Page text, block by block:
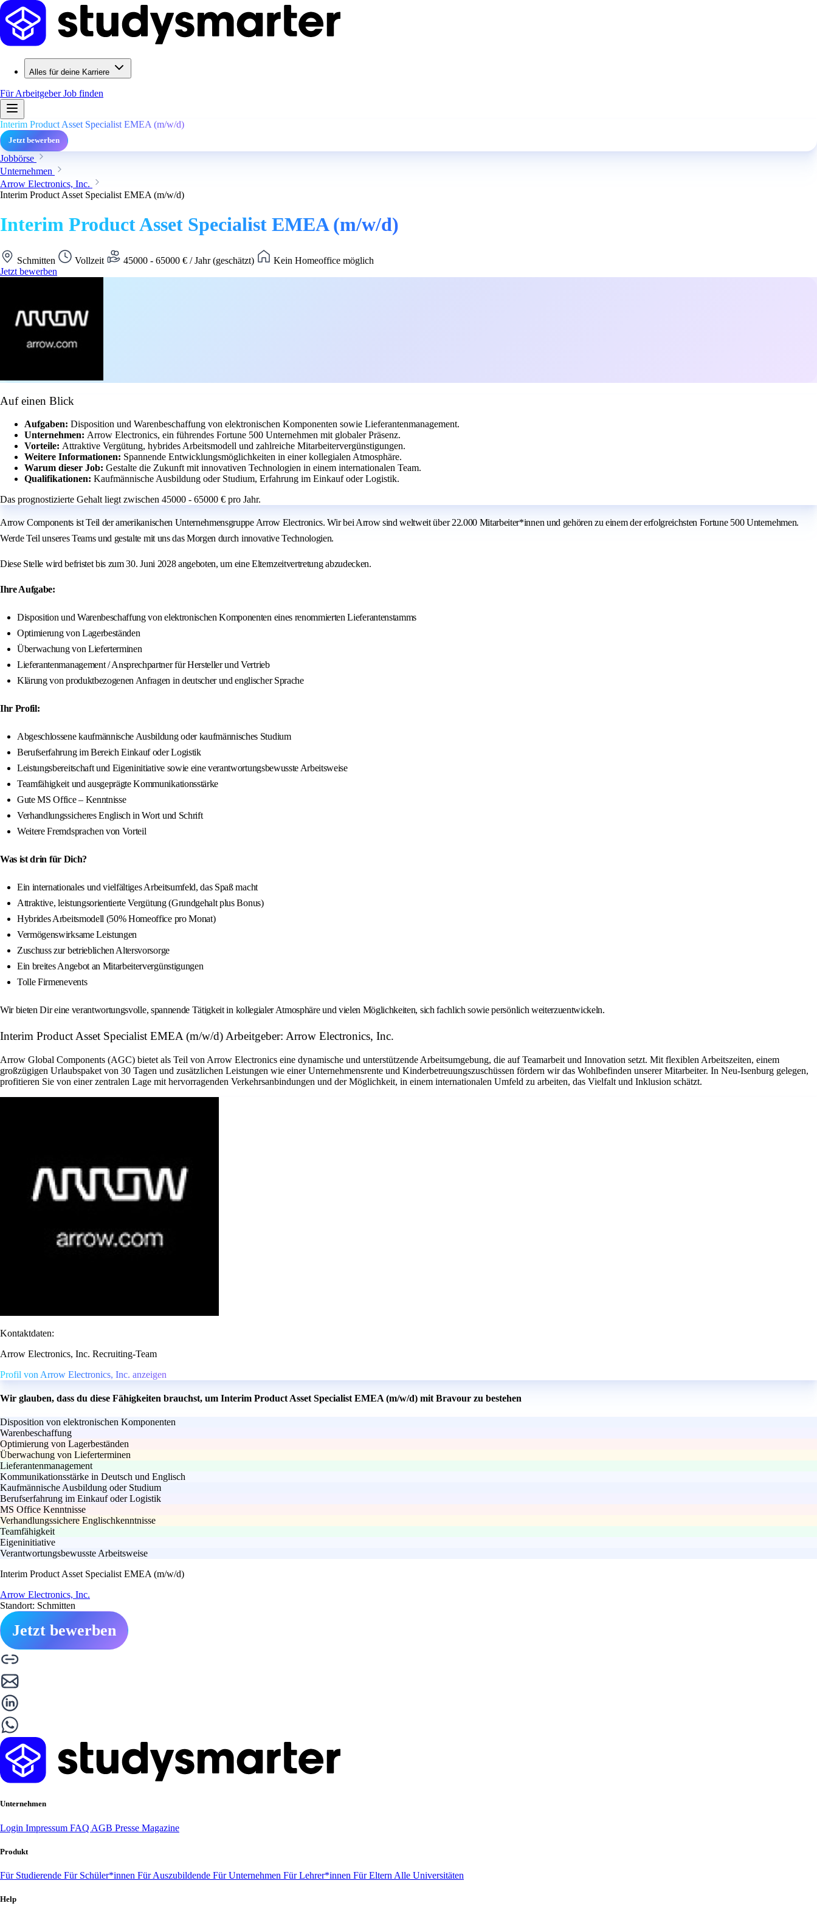
Alles für deine Karriere
Für ArbeitgeberJob finden
Interim Product Asset Specialist EMEA (m/w/d)
Jetzt bewerben
Jobbörse
Unternehmen
Arrow Electronics, Inc.
Interim Product Asset Specialist EMEA (m/w/d)
Interim Product Asset Specialist EMEA (m/w/d)
Schmitten Vollzeit 45000 - 65000 € / Jahr (geschätzt)
Kein Homeoffice möglich
Jetzt bewerben
Auf einen Blick
Aufgaben: Disposition und Warenbeschaffung von elektronischen Komponenten sowie Lieferantenmanagement.
Unternehmen: Arrow Electronics, ein führendes Fortune 500 Unternehmen mit globaler Präsenz.
Vorteile: Attraktive Vergütung, hybrides Arbeitsmodell und zahlreiche Mitarbeitervergünstigungen.
Weitere Informationen: Spannende Entwicklungsmöglichkeiten in einer kollegialen Atmosphäre.
Warum dieser Job: Gestalte die Zukunft mit innovativen Technologien in einem internationalen Team.
Qualifikationen: Kaufmännische Ausbildung oder Studium, Erfahrung im Einkauf oder Logistik.
Das prognostizierte Gehalt liegt zwischen 45000 - 65000 € pro Jahr.
Arrow Components ist Teil der amerikanischen Unternehmensgruppe Arrow Electronics. Wir bei Arrow sind weltweit über 22.000 Mitarbeiter*innen und gehören zu einem der erfolgreichsten Fortune 500 Unternehmen.
Werde Teil unseres Teams und gestalte mit uns das Morgen durch innovative Technologien.
Diese Stelle wird befristet bis zum 30. Juni 2028 angeboten, um eine Elternzeitvertretung abzudecken.
Ihre Aufgabe:
Disposition und Warenbeschaffung von elektronischen Komponenten eines renommierten Lieferantenstamms
Optimierung von Lagerbeständen
Überwachung von Lieferterminen
Lieferantenmanagement / Ansprechpartner für Hersteller und Vertrieb
Klärung von produktbezogenen Anfragen in deutscher und englischer Sprache
Ihr Profil:
Abgeschlossene kaufmännische Ausbildung oder kaufmännisches Studium
Berufserfahrung im Bereich Einkauf oder Logistik
Leistungsbereitschaft und Eigeninitiative sowie eine verantwortungsbewusste Arbeitsweise
Teamfähigkeit und ausgeprägte Kommunikationsstärke
Gute MS Office – Kenntnisse
Verhandlungssicheres Englisch in Wort und Schrift
Weitere Fremdsprachen von Vorteil
Was ist drin für Dich?
Ein internationales und vielfältiges Arbeitsumfeld, das Spaß macht
Attraktive, leistungsorientierte Vergütung (Grundgehalt plus Bonus)
Hybrides Arbeitsmodell (50% Homeoffice pro Monat)
Vermögenswirksame Leistungen
Zuschuss zur betrieblichen Altersvorsorge
Ein breites Angebot an Mitarbeitervergünstigungen
Tolle Firmenevents
Wir bieten Dir eine verantwortungsvolle, spannende Tätigkeit in kollegialer Atmosphäre und vielen Möglichkeiten, sich fachlich sowie persönlich weiterzuentwickeln.
Interim Product Asset Specialist EMEA (m/w/d) Arbeitgeber: Arrow Electronics, Inc.
Arrow Global Components (AGC) bietet als Teil von Arrow Electronics eine dynamische und unterstützende Arbeitsumgebung, die auf Teamarbeit und Innovation setzt. Mit flexiblen Arbeitszeiten, einem
großzügigen Urlaubspaket von 30 Tagen und zusätzlichen Leistungen wie einer Unternehmensrente und Kinderbetreuungszuschüssen fördern wir das Wohlbefinden unserer Mitarbeiter. In Neu-Isenburg gelegen,
profitieren Sie von einer zentralen Lage mit hervorragenden Verkehrsanbindungen und der Möglichkeit, in einem internationalen Umfeld zu arbeiten, das Vielfalt und Inklusion schätzt.
Kontaktdaten:
Arrow Electronics, Inc. Recruiting-Team
Profil von Arrow Electronics, Inc. anzeigen
Wir glauben, dass du diese Fähigkeiten brauchst, um Interim Product Asset Specialist EMEA (m/w/d) mit Bravour zu bestehen
Disposition von elektronischen Komponenten
Warenbeschaffung
Optimierung von Lagerbeständen
Überwachung von Lieferterminen
Lieferantenmanagement
Kommunikationsstärke in Deutsch und Englisch
Kaufmännische Ausbildung oder Studium
Berufserfahrung im Einkauf oder Logistik
MS Office Kenntnisse
Verhandlungssichere Englischkenntnisse
Teamfähigkeit
Eigeninitiative
Verantwortungsbewusste Arbeitsweise
Interim Product Asset Specialist EMEA (m/w/d)
Arrow Electronics, Inc.
Standort: Schmitten
Jetzt bewerben
Unternehmen
Login Impressum FAQ AGB Presse Magazine
Produkt
Für Studierende Für Schüler*innen Für Auszubildende Für Unternehmen Für Lehrer*innen Für Eltern Alle Universitäten
Help